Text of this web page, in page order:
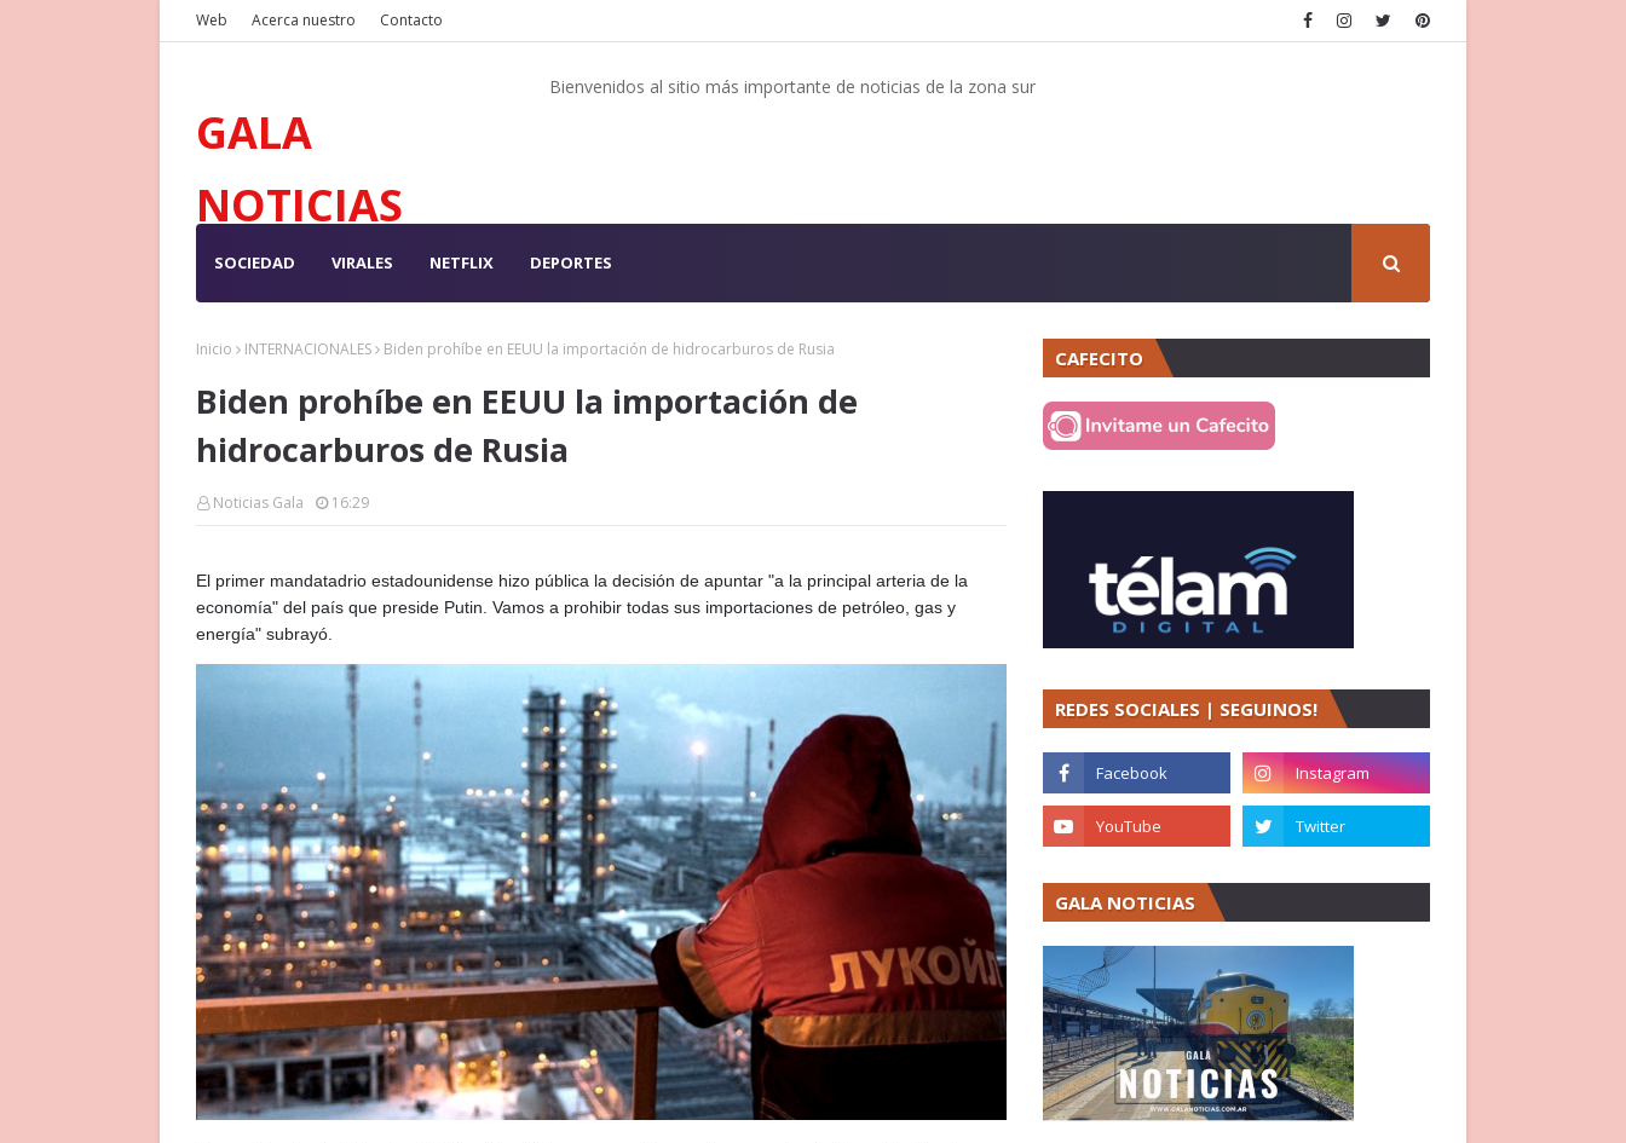
Web Acerca nuestro Contacto
GALA
NOTICIAS
Bienvenidos al sitio más importante de noticias de la zona sur
SOCIEDAD VIRALES NETFLIX DEPORTES
Inicio INTERNACIONALES Biden prohíbe en EEUU la importación de hidrocarburos de Rusia
Biden prohíbe en EEUU la importación de
hidrocarburos de Rusia
Noticias Gala 16:29
El primer mandatadrio estadounidense hizo pública la decisión de apuntar "a la principal arteria de la
economía" del país que preside Putin. Vamos a prohibir todas sus importaciones de petróleo, gas y
energía" subrayó.
CAFECITO
REDES SOCIALES | SEGUINOS!
GALA NOTICIAS